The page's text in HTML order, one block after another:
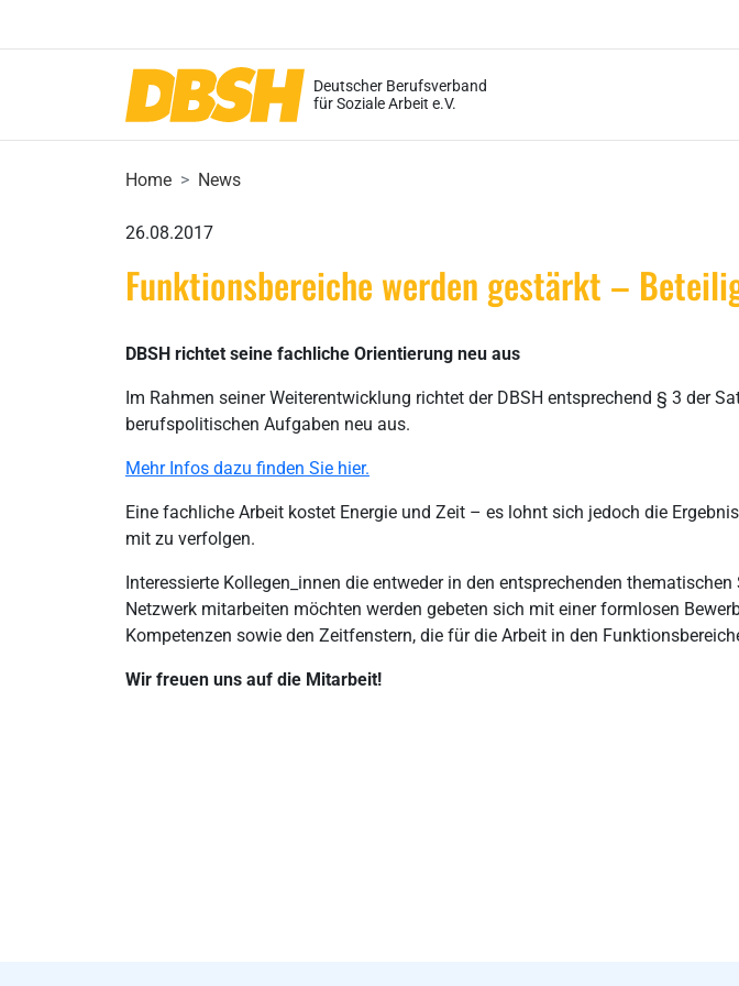
Deutscher Berufsverband
für Soziale Arbeit e.V.
Home News
26.08.2017
Funktionsbereiche werden gestärkt –
DBSH richtet seine fachliche Orientierung neu aus
Im Rahmen seiner Weiterentwicklung richtet der DBSH entsprechend § 3 der
berufspolitischen Aufgaben neu aus.
Mehr Infos dazu finden Sie hier.
Eine fachliche Arbeit kostet Energie und Zeit – es lohnt sich jedoch die
mit zu verfolgen.
Interessierte Kollegen_innen die entweder in den entsprechenden
Netzwerk mitarbeiten möchten werden gebeten sich mit einer formlosen
Kompetenzen sowie den Zeitfenstern, die für die Arbeit in den
Wir freuen uns auf die Mitarbeit!